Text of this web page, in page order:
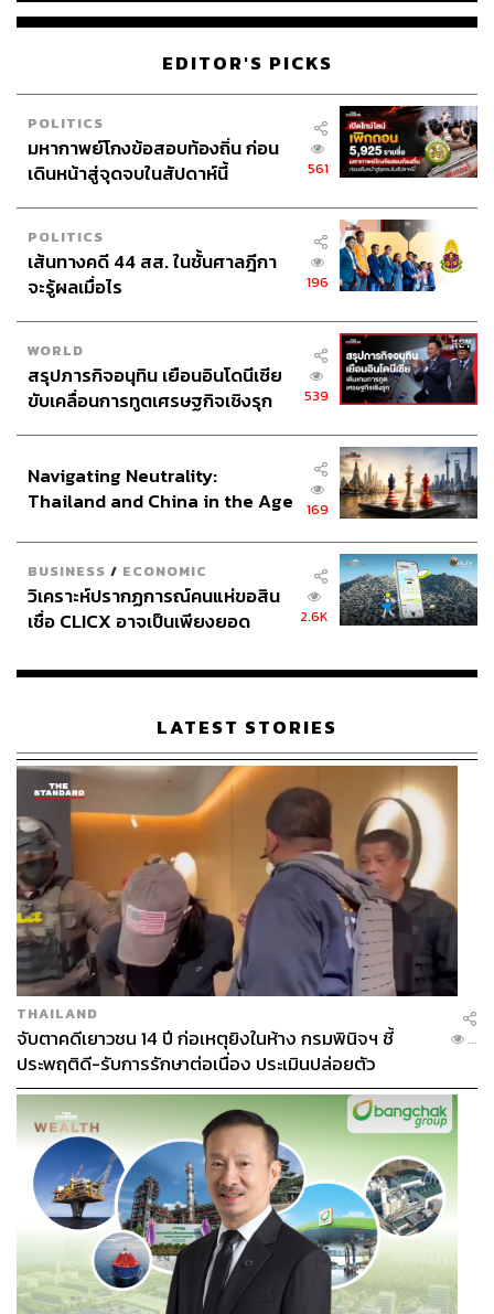
EDITOR'S PICKS
POLITICS
มหากาพย์โกงข้อสอบท้องถิ่น ก่อน
เดินหน้าสู่จุดจบในสัปดาห์นี้
561
POLITICS
เส้นทางคดี 44 สส. ในชั้นศาลฎีกา
จะรู้ผลเมื่อไร
196
WORLD
สรุปภารกิจอนุทิน เยือนอินโดนีเซีย
ขับเคลื่อนการทูตเศรษฐกิจเชิงรุก
539
Navigating Neutrality:
Thailand and China in the Age
169
BUSINESS / ECONOMIC
วิเคราะห์ปรากฏการณ์คนแห่ขอสิน
เชื่อ CLICX อาจเป็นเพียงยอด
เรือนไทยที่ถูกซุกไว้
2.6K
LATEST STORIES
THAILAND
จับตาคดีเยาวชน 14 ปี ก่อเหตุยิงในห้าง กรมพินิจฯ ชี้
ประพฤติดี-รับการรักษาต่อเนื่อง ประเมินปล่อยตัว
...